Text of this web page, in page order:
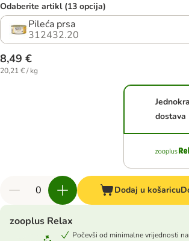
Odaberite artikl (13 opcija)
Pileća prsa
312432.20
8,49 €
20,21 € / kg
dostava
Dodaj u košaricu
zooplus Relax
Počevši od minimalne vrijednosti